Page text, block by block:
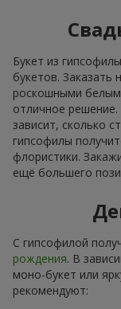
Букет из
букетов. Заказать
роскошными
отличное
зависит, сколько
гипсофилы
флористики.
ещё большего
С гипсофилой
рождения. В
моно-букет или
рекомендуют: